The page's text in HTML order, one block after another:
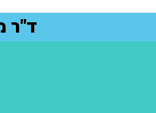
ד"ר